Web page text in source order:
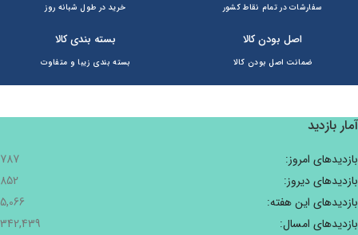
سفارشات در تمام نقاط کشور خرید در طول شبانه روز
اصل بودن کالا
ضمانت اصل بودن کالا
بسته بندی کالا
بسته بندی زیبا و متفاوت
آمار بازدید
بازدیدهای امروز:
787
بازدیدهای دیروز:
852
بازدیدهای این هفته:
5,066
بازدیدهای امسال:
342,439